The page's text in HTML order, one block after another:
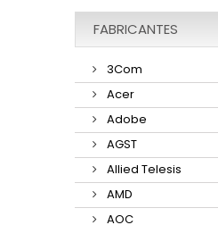
FABRICANTES
3Com
Acer
Adobe
AGST
Allied Telesis
AMD
AOC